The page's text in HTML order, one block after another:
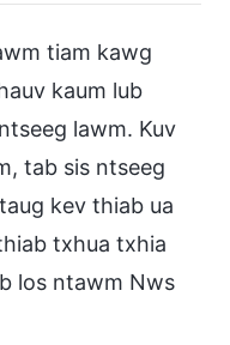
tiam kawg
kaum lub
lawm. Kuv
tab sis ntseeg
kev thiab ua
txhua txhia
los ntawm Nws